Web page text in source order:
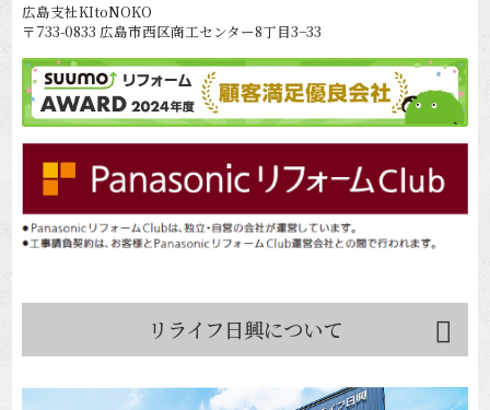
広島支社KItoNOKO
〒733-0833 広島市西区商工センター8丁目3−33
リライフ日興について